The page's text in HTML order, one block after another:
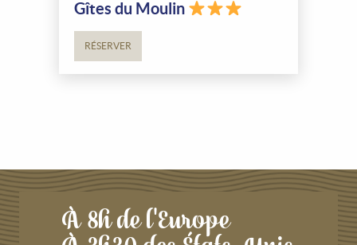
Gîtes du Moulin
RÉSERVER
À 8h de l'Europe